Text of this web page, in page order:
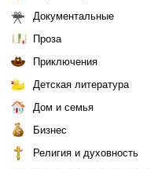
Документальные
Проза
Приключения
Детская литература
Дом и семья
Бизнес
Религия и духовность